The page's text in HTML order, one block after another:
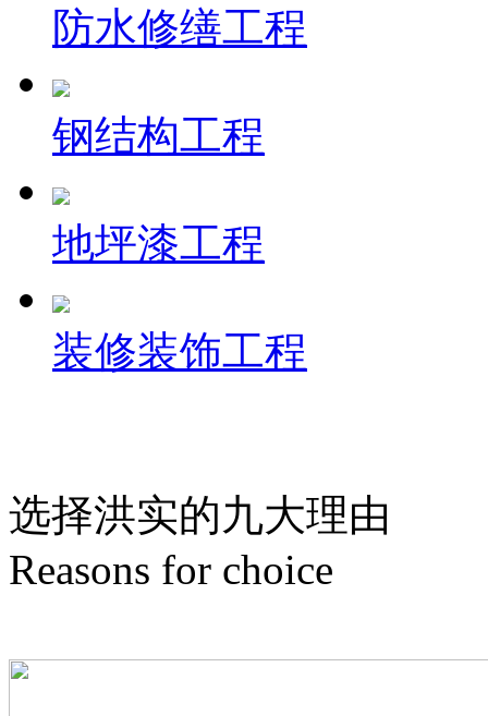
防水修缮工程
钢结构工程
地坪漆工程
装修装饰工程
选择洪实的九大理由
Reasons for choice